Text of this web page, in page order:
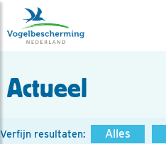
Actueel
Verfijn resultaten: Alles